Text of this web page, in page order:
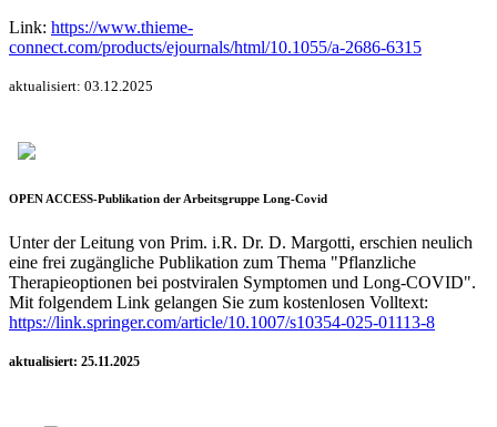
Link: https://www.thieme-
connect.com/products/ejournals/html/10.1055/a-2686-6315
aktualisiert: 03.12.2025
OPEN ACCESS-Publikation der Arbeitsgruppe Long-Covid
Unter der Leitung von Prim. i.R. Dr. D. Margotti, erschien neulich
eine frei zugängliche Publikation zum Thema "Pflanzliche
Therapieoptionen bei postviralen Symptomen und Long-COVID".
Mit folgendem Link gelangen Sie zum kostenlosen Volltext:
https://link.springer.com/article/10.1007/s10354-025-01113-8
aktualisiert: 25.11.2025